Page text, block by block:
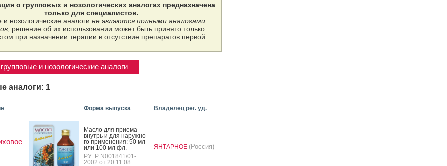
о групповых и нозологических аналогах предназначена
только для специалистов.
и нозологические аналоги не являются полными аналогами
, решение об их использовании может быть принято только
при назначении терапии в отсутствие препаратов первой
и нозологические аналоги
аналоги: 1
Форма выпуска Владелец рег. уд.
Мас­ло для при­ема
внутрь и для на­руж­но­
го при­мене­ния: 50 мл
или 100 мл фл.
РУ: Р N001841/01-
2002 от 20.11.08
ЯНТАРНОЕ (Россия)